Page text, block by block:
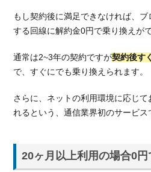
もし契約後に満足できなければ、
する回線に解約金0円で乗り換えが
通常は2~3年の契約ですが契約後す
で、すぐにでも乗り換えられます。
さらに、ネットの利用環境に応じて
れるという、通信業界初のサービス
20ヶ月以上利用の場合0